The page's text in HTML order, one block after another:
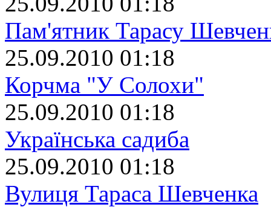
Пам'ятник Тарасу
25.09.2010 01:18
Корчма "У Солохи"
25.09.2010 01:18
Українська садиба
25.09.2010 01:18
Вулиця Тараса Шевченка